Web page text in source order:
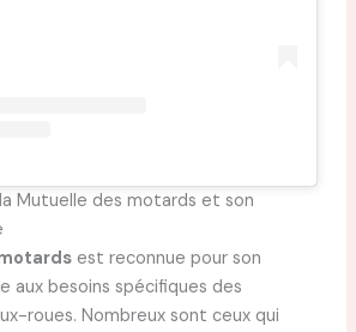
Mutuelle des motards et son
est reconnue pour son
aux besoins spécifiques des
roues. Nombreux sont ceux qui